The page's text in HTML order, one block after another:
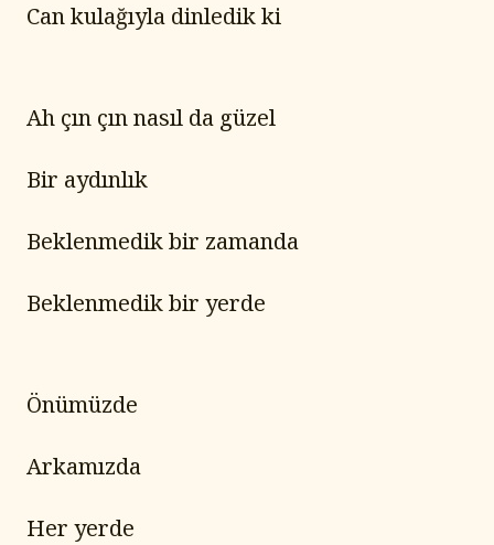
Can kulağıyla dinledik ki
Ah çın çın nasıl da güzel
Bir aydınlık
Beklenmedik bir zamanda
Beklenmedik bir yerde
Önümüzde
Arkamızda
Her yerde